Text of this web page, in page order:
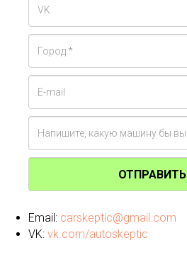
ОТПРАВИТЬ
Email: carskeptic@gmail.com
VK: vk.com/autoskeptic